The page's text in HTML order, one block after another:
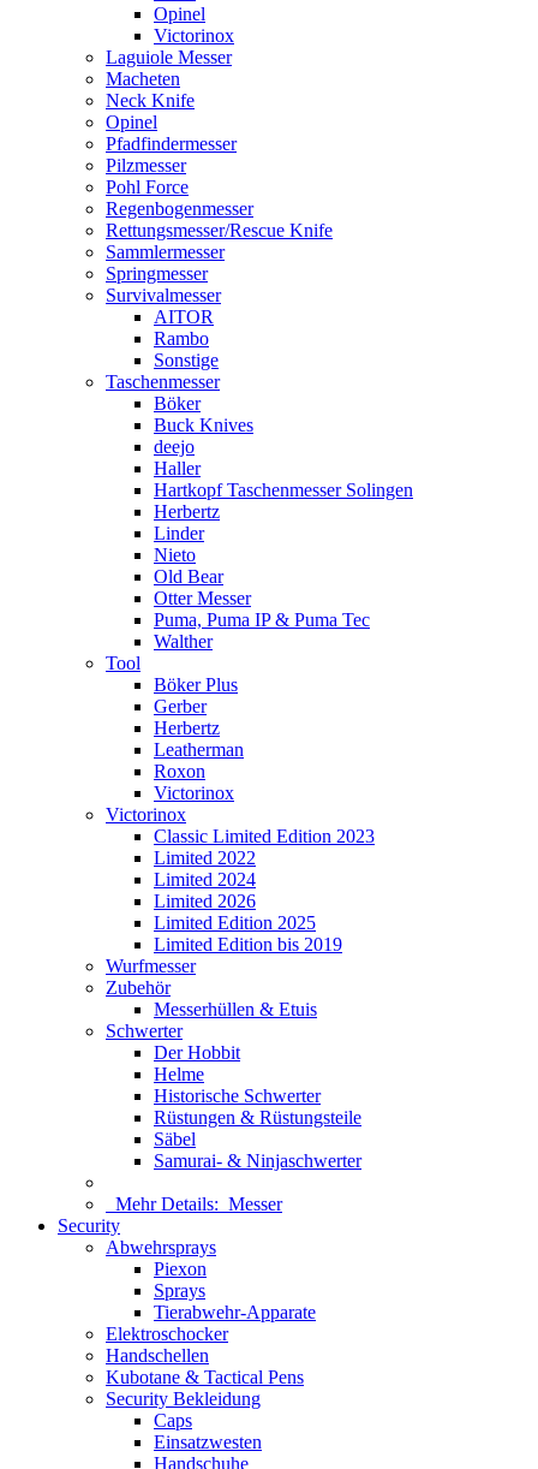
Opinel
Victorinox
Laguiole Messer
Macheten
Neck Knife
Opinel
Pfadfindermesser
Pilzmesser
Pohl Force
Regenbogenmesser
Rettungsmesser/Rescue Knife
Sammlermesser
Springmesser
Survivalmesser
AITOR
Rambo
Sonstige
Taschenmesser
Böker
Buck Knives
deejo
Haller
Hartkopf Taschenmesser Solingen
Herbertz
Linder
Nieto
Old Bear
Otter Messer
Puma, Puma IP & Puma Tec
Walther
Tool
Böker Plus
Gerber
Herbertz
Leatherman
Roxon
Victorinox
Victorinox
Classic Limited Edition 2023
Limited 2022
Limited 2024
Limited 2026
Limited Edition 2025
Limited Edition bis 2019
Wurfmesser
Zubehör
Messerhüllen & Etuis
Schwerter
Der Hobbit
Helme
Historische Schwerter
Rüstungen & Rüstungsteile
Säbel
Samurai- & Ninjaschwerter
Mehr Details: Messer
Security
Abwehrsprays
Piexon
Sprays
Tierabwehr-Apparate
Elektroschocker
Handschellen
Kubotane & Tactical Pens
Security Bekleidung
Caps
Einsatzwesten
Handschuhe